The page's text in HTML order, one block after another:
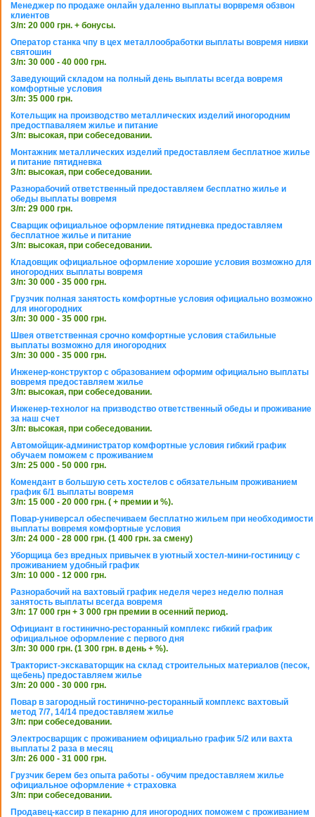
Менеджер по продаже онлайн удаленно выплаты ворвремя обзвон
клиентов
З/п: 20 000 грн. + бонусы.
Оператор станка чпу в цех металлообработки выплаты вовремя нивки
святошин
З/п: 30 000 - 40 000 грн.
Заведующий складом на полный день выплаты всегда вовремя
комфортные условия
З/п: 35 000 грн.
Котельщик на производство металлических изделий иногородним
предостпаваляем жилье и питание
З/п: высокая, при собеседовании.
Монтажник металлических изделий предоставляем бесплатное жилье
и питание пятидневка
З/п: высокая, при собеседовании.
Разнорабочий ответственный предоставляем бесплатно жилье и
обеды выплаты вовремя
З/п: 29 000 грн.
Сварщик официальное оформление пятидневка предоставляем
бесплатное жилье и питание
З/п: высокая, при собеседовании.
Кладовщик официальное оформление хорошие условия возможно для
иногородних выплаты вовремя
З/п: 30 000 - 35 000 грн.
Грузчик полная занятость комфортные условия официально возможно
для иногородних
З/п: 30 000 - 35 000 грн.
Швея ответственная срочно комфортные условия стабильные
выплаты возможно для иногородних
З/п: 30 000 - 35 000 грн.
Инженер-конструктор с образованием оформим официально выплаты
вовремя предоставляем жилье
З/п: высокая, при собеседовании.
Инженер-технолог на призводство ответственный обеды и проживание
за наш счет
З/п: высокая, при собеседовании.
Автомойщик-администратор комфортные условия гибкий график
обучаем поможем с проживанием
З/п: 25 000 - 50 000 грн.
Комендант в большую сеть хостелов с обязательным проживанием
график 6/1 выплаты вовремя
З/п: 15 000 - 20 000 грн. ( + премии и %).
Повар-универсал обеспечиваем бесплатно жильем при необходимости
выплаты вовремя комфортные условия
З/п: 24 000 - 28 000 грн. (1 400 грн. за смену)
Уборщица без вредных привычек в уютный хостел-мини-гостиницу с
проживанием удобный график
З/п: 10 000 - 12 000 грн.
Разнорабочий на вахтовый график неделя через неделю полная
занятость выплаты всегда вовремя
З/п: 17 000 грн + 3 000 грн премии в осенний период.
Официант в гостинично-ресторанный комплекс гибкий график
официальное оформление с первого дня
З/п: 30 000 грн. (1 300 грн. в день + %).
Тракторист-экскаваторщик на склад строительных материалов (песок,
щебень) предоставляем жилье
З/п: 20 000 - 30 000 грн.
Повар в загородный гостинично-ресторанный комплекс вахтовый
метод 7/7, 14/14 предоставляем жилье
З/п: при собеседовании.
Электросварщик с проживанием официально график 5/2 или вахта
выплаты 2 раза в месяц
З/п: 26 000 - 31 000 грн.
Грузчик берем без опыта работы - обучим предоставляем жилье
официальное оформление + страховка
З/п: при собеседовании.
Продавец-кассир в пекарню для иногородних поможем с проживанием